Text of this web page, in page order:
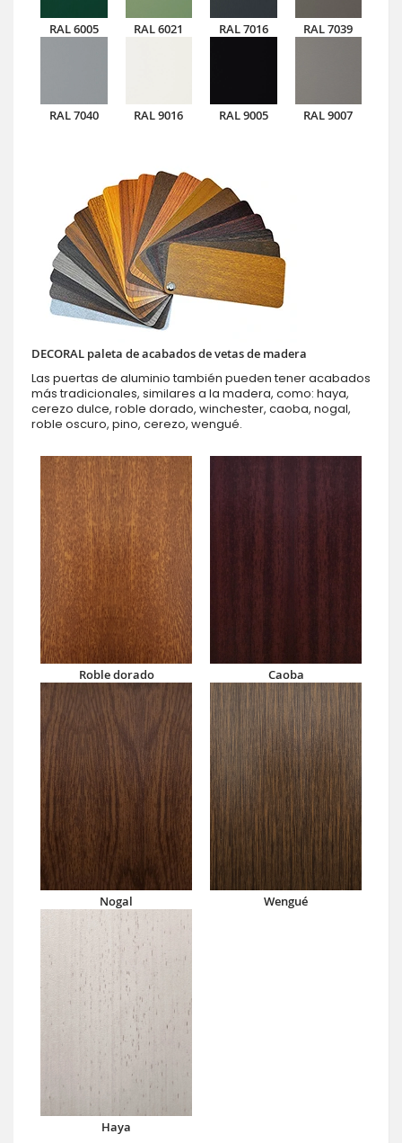
RAL 6005 RAL 6021 RAL 7016 RAL 7039
RAL 7040 RAL 9016 RAL 9005 RAL 9007
DECORAL paleta de acabados de vetas de madera
Las puertas de aluminio también pueden tener acabados
más tradicionales, similares a la madera, como: haya,
cerezo dulce, roble dorado, winchester, caoba, nogal,
roble oscuro, pino, cerezo, wengué.
Roble dorado Caoba
Nogal Wengué
Haya